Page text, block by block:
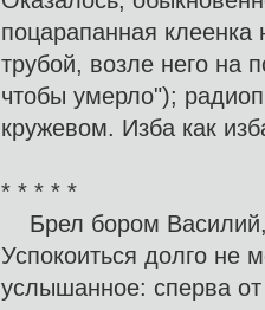
поцарапанная
трубой, возле него на
чтобы умерло");
кружевом. Изба как
* * * * *
Брел бором Василий,
Успокоиться долго не
услышанное: сперва